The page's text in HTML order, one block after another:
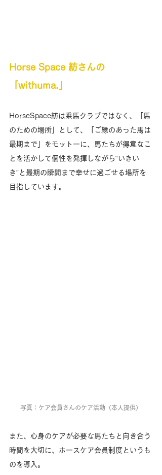
Horse Space 紡さんの
「withuma.」
HorseSpace紡は乗馬クラブではなく、「馬
のための場所」として、「ご縁のあった馬は
最期まで」をモットーに、馬たちが得意なこ
とを活かして個性を発揮しながら“いきい
き”と最期の瞬間まで幸せに過ごせる場所を
目指しています。
写真：ケア会員さんのケア活動（本人提供）
また、心身のケアが必要な馬たちと向き合う
時間を大切に、ホースケア会員制度というも
のを導入。